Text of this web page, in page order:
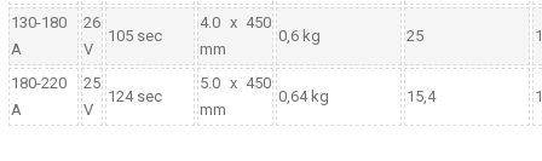
130-180
A
26
V
105 sec
4.0 x 450
mm
0,6 kg 25
180-220
A
25
V
124 sec
5.0 x 450
mm
0,64 kg 15,4